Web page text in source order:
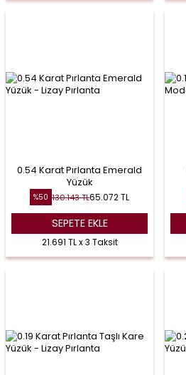
0.54 Karat Pırlanta Emerald
Yüzük
%50 130.143TL65.072TL
SEPETE EKLE
21.691 TL x 3 Taksit